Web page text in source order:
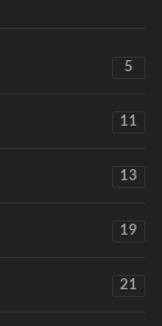
5
11
13
19
21